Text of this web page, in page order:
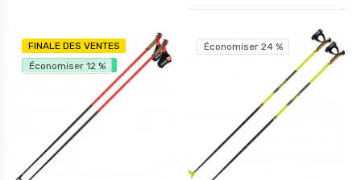
FINALE DES VENTES
Livraison gratuite
Économiser 12 %
Économiser 24 %